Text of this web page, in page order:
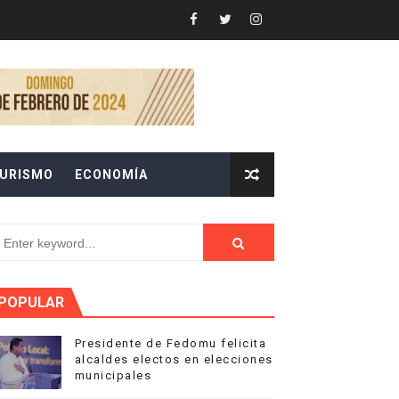
Week
de Movilidad Sostenible
del programa "La Alcaldía Llega a ti"
CONTRA DROGAS SINTÉTICAS
ECONOMÍA
Presidente de Fedomu felicita
alcaldes electos en elecciones
municipales